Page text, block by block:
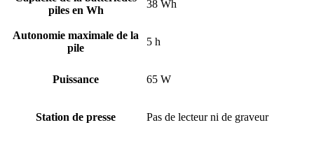
piles en Wh
38 Wh
Autonomie maximale de la
pile
5 h
Puissance 65 W
Station de presse Pas de lecteur ni de graveur